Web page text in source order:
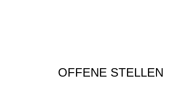
OFFENE STELLEN